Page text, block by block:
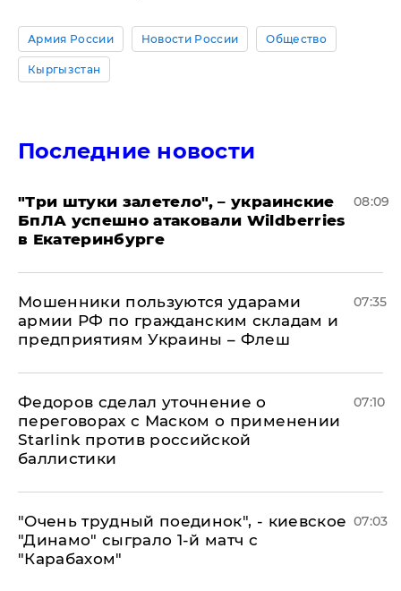
Армия России Новости России Общество
Кыргызстан
Последние новости
"Три штуки залетело", – украинские
БпЛА успешно атаковали Wildberries
в Екатеринбурге
08:09
Мошенники пользуются ударами
армии РФ по гражданским складам и
предприятиям Украины – Флеш
07:35
Федоров сделал уточнение о
переговорах с Маском о применении
Starlink против российской
баллистики
07:10
"Очень трудный поединок", - киевское
"Динамо" сыграло 1-й матч с
"Карабахом"
07:03